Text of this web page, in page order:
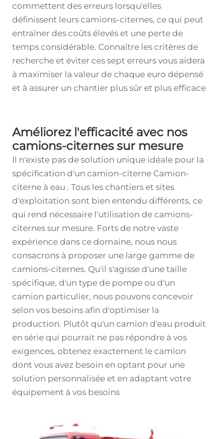
commettent des erreurs lorsqu'elles
définissent leurs camions-citernes, ce qui peut
entraîner des coûts élevés et une perte de
temps considérable. Connaître les critères de
recherche et éviter ces sept erreurs vous aidera
à maximiser la valeur de chaque euro dépensé
et à assurer un chantier plus sûr et plus efficace
Améliorez l'efficacité avec nos
camions-citernes sur mesure
Il n'existe pas de solution unique idéale pour la
spécification d'un camion-citerne Camion-
citerne à eau . Tous les chantiers et sites
d'exploitation sont bien entendu différents, ce
qui rend nécessaire l'utilisation de camions-
citernes sur mesure. Forts de notre vaste
expérience dans ce domaine, nous nous
consacrons à proposer une large gamme de
camions-citernes. Qu'il s'agisse d'une taille
spécifique, d'un type de pompe ou d'un
camion particulier, nous pouvons concevoir
selon vos besoins afin d'optimiser la
production. Plutôt qu'un camion d'eau produit
en série qui pourrait ne pas répondre à vos
exigences, obtenez exactement le camion
dont vous avez besoin en optant pour une
solution personnalisée et en adaptant votre
équipement à vos besoins